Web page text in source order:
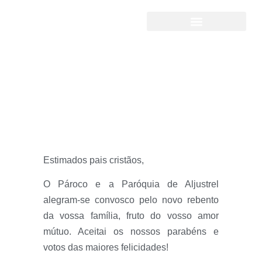
Estimados pais cristãos,
O Pároco e a Paróquia de Aljustrel
alegram-se convosco pelo novo rebento
da vossa família, fruto do vosso amor
mútuo. Aceitai os nossos parabéns e
votos das maiores felicidades!